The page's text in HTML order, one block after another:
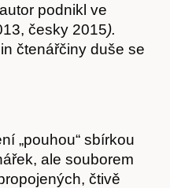
podnikl ve
česky 2015).
čtenářčiny duše se
„pouhou“ sbírkou
ale souborem
čtivě